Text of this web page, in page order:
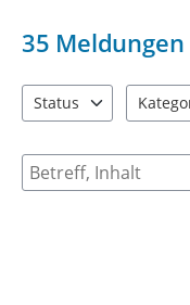
35 Meldungen
Status
Suche nach